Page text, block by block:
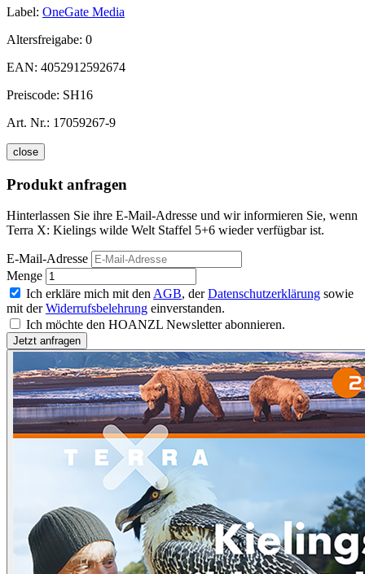
Label: OneGate Media
Altersfreigabe: 0
EAN: 4052912592674
Preiscode: SH16
Art. Nr.: 17059267-9
close
Produkt anfragen
Hinterlassen Sie ihre E-Mail-Adresse und wir informieren Sie, wenn
Terra X: Kielings wilde Welt Staffel 5+6 wieder verfügbar ist.
E-Mail-Adresse
Menge
Ich erkläre mich mit den AGB, derDatenschutzerklärung sowie
mit derWiderrufsbelehrung einverstanden.
Ich möchte den HOANZL Newsletter abonnieren.